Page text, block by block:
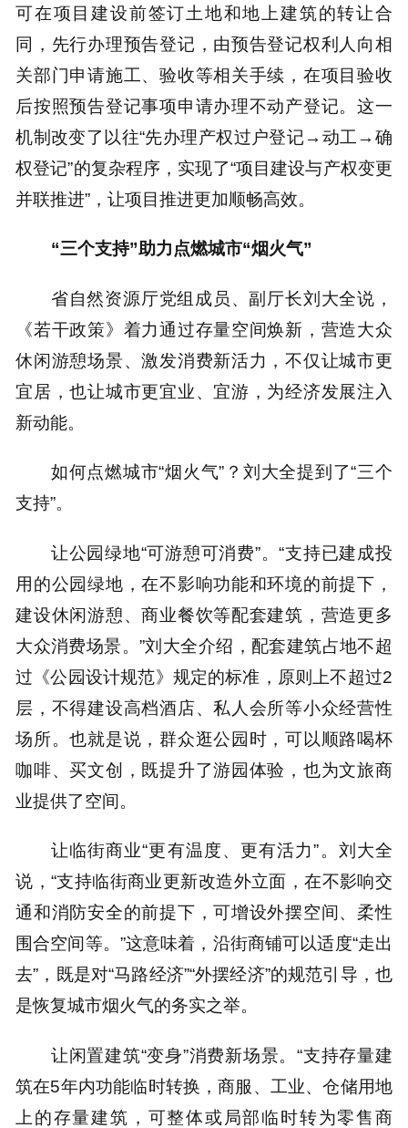
可在项目建设前签订土地和地上建筑的转让合
同，先行办理预告登记，由预告登记权利人向相
关部门申请施工、验收等相关手续，在项目验收
后按照预告登记事项申请办理不动产登记。这一
机制改变了以往“先办理产权过户登记→动工→确
权登记”的复杂程序，实现了“项目建设与产权变更
并联推进”，让项目推进更加顺畅高效。
“三个支持”助力点燃城市“烟火气”
省自然资源厅党组成员、副厅长刘大全说，
《若干政策》着力通过存量空间焕新，营造大众
休闲游憩场景、激发消费新活力，不仅让城市更
宜居，也让城市更宜业、宜游，为经济发展注入
新动能。
如何点燃城市“烟火气”？刘大全提到了“三个
支持”。
让公园绿地“可游憩可消费”。“支持已建成投
用的公园绿地，在不影响功能和环境的前提下，
建设休闲游憩、商业餐饮等配套建筑，营造更多
大众消费场景。”刘大全介绍，配套建筑占地不超
过《公园设计规范》规定的标准，原则上不超过2
层，不得建设高档酒店、私人会所等小众经营性
场所。也就是说，群众逛公园时，可以顺路喝杯
咖啡、买文创，既提升了游园体验，也为文旅商
业提供了空间。
让临街商业“更有温度、更有活力”。刘大全
说，“支持临街商业更新改造外立面，在不影响交
通和消防安全的前提下，可增设外摆空间、柔性
围合空间等。”这意味着，沿街商铺可以适度“走出
去”，既是对“马路经济”“外摆经济”的规范引导，也
是恢复城市烟火气的务实之举。
让闲置建筑“变身”消费新场景。“支持存量建
筑在5年内功能临时转换，商服、工业、仓储用地
上的存量建筑，可整体或局部临时转为零售商